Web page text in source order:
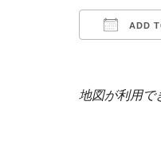
ADD
地図が利用で